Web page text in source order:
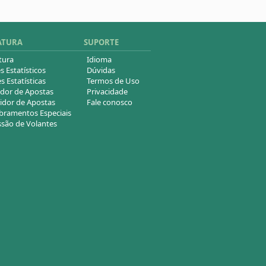
Estatísticos
Estatísticas
de Apostas
de Apostas
Especiais
de Volantes
SUPORTE
Idioma
Dúvidas
Termos de Uso
Privacidade
Fale conosco